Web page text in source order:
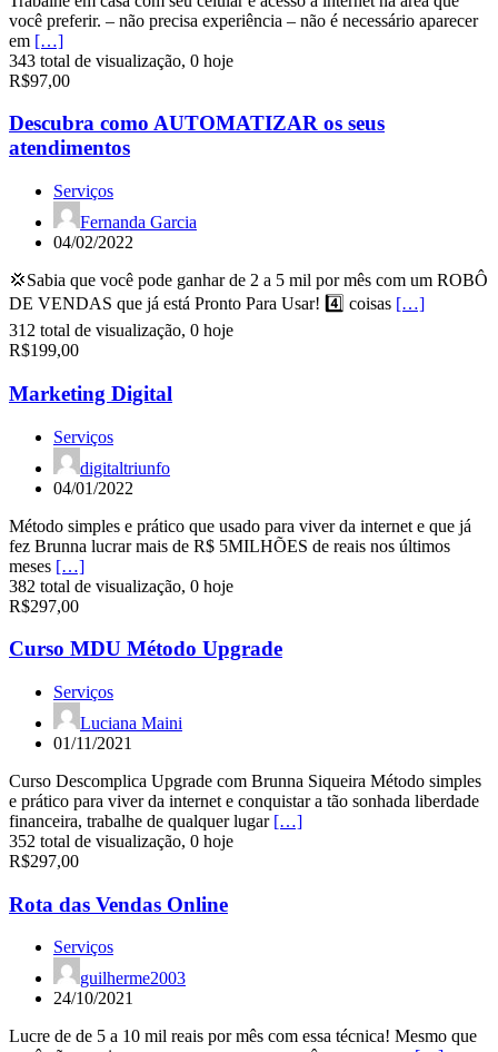
você preferir. – não precisa experiência – não é necessário aparecer
em […]
343 total de visualização, 0 hoje
R$97,00
Descubra como AUTOMATIZAR os seus
atendimentos
Serviços
Fernanda Garcia
04/02/2022
💢Sabia que você pode ganhar de 2 a 5 mil por mês com um ROBÔ
DE VENDAS que já está Pronto Para Usar! 4️⃣ coisas […]
312 total de visualização, 0 hoje
R$199,00
Marketing Digital
Serviços
digitaltriunfo
04/01/2022
Método simples e prático que usado para viver da internet e que já
fez Brunna lucrar mais de R$ 5MILHÕES de reais nos últimos
meses […]
382 total de visualização, 0 hoje
R$297,00
Curso MDU Método Upgrade
Serviços
Luciana Maini
01/11/2021
Curso Descomplica Upgrade com Brunna Siqueira Método simples
e prático para viver da internet e conquistar a tão sonhada liberdade
financeira, trabalhe de qualquer lugar […]
352 total de visualização, 0 hoje
R$297,00
Rota das Vendas Online
Serviços
guilherme2003
24/10/2021
Lucre de de 5 a 10 mil reais por mês com essa técnica! Mesmo que